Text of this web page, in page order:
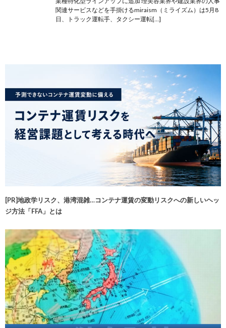
関連サービスなどを手掛けるmiraism（ミライズム）は5月8
日、トラック運転手、タクシー運転[…]
[PR]地政学リスク、港湾混雑…コンテナ運賃の変動リスクへの新しいヘッ
ジ方法「FFA」とは